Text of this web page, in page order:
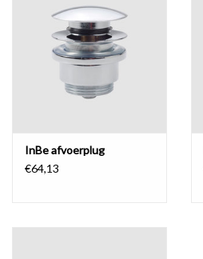
InBe afvoerplug
€64,13